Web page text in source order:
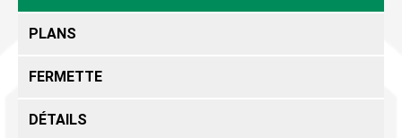
PLANS
FERMETTE
DÉTAILS